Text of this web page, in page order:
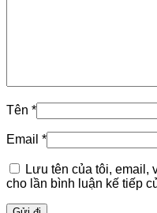
Tên *
Email *
Lưu tên của tôi, email,
cho lần bình luận kế tiếp